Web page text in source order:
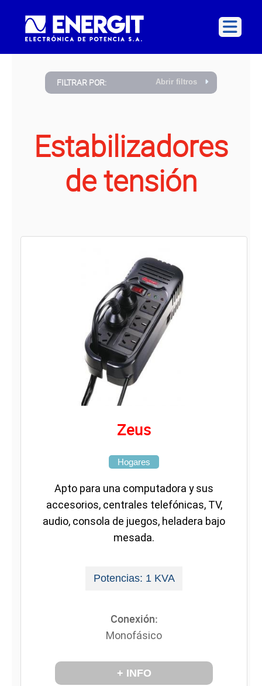
FILTRAR POR: Abrir filtros
Estabilizadores
de tensión
Zeus
Hogares
Apto para una computadora y sus
accesorios, centrales telefónicas, TV,
audio, consola de juegos, heladera bajo
mesada.
Potencias: 1 KVA
Conexión:
Monofásico
+ INFO